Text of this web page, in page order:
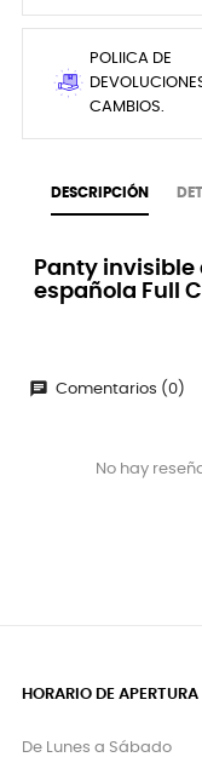
POLIICA DE
CAMBIOS.
DESCRIPCIÓN
Panty invisible
española Full
chat Comentarios (0)
No hay
HORARIO DE APERTURA
De Lunes a Sábado